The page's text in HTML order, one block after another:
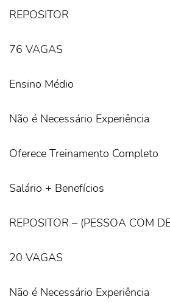
REPOSITOR
76 VAGAS
Ensino Médio
Não é Necessário Experiência
Oferece Treinamento Completo
Salário + Benefícios
REPOSITOR – (PESSOA COM
20 VAGAS
Não é Necessário Experiência